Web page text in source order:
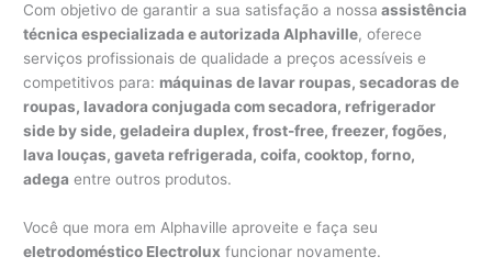
Com objetivo de garantir a sua satisfação a nossa assistência
técnica especializada e autorizada Alphaville, oferece
serviços profissionais de qualidade a preços acessíveis e
competitivos para: máquinas de lavar roupas, secadoras de
roupas, lavadora conjugada com secadora, refrigerador
side by side, geladeira duplex, frost-free, freezer, fogões,
lava louças, gaveta refrigerada, coifa, cooktop, forno,
adega entre outros produtos.
Você que mora em Alphaville aproveite e faça seu
eletrodoméstico Electrolux funcionar novamente.